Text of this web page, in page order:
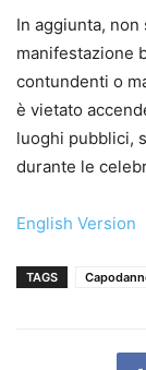
In aggiunta,
manifestazione
contundenti o
è vietato
luoghi pubblici,
durante le
English Version
TAGS